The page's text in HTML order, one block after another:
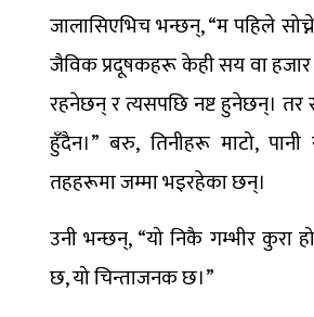
जालासिएभिच भन्छन्, “म पहिले
जैविक प्रदूषकहरू केही सय वा हजार
रहनेछन् र त्यसपछि नष्ट हुनेछन्। तर
हुँदैन।” बरु, तिनीहरू माटो, पानी
तहहरूमा जम्मा भइरहेका छन्।
उनी भन्छन्, “यो निकै गम्भीर कुरा
छ, यो चिन्ताजनक छ।”